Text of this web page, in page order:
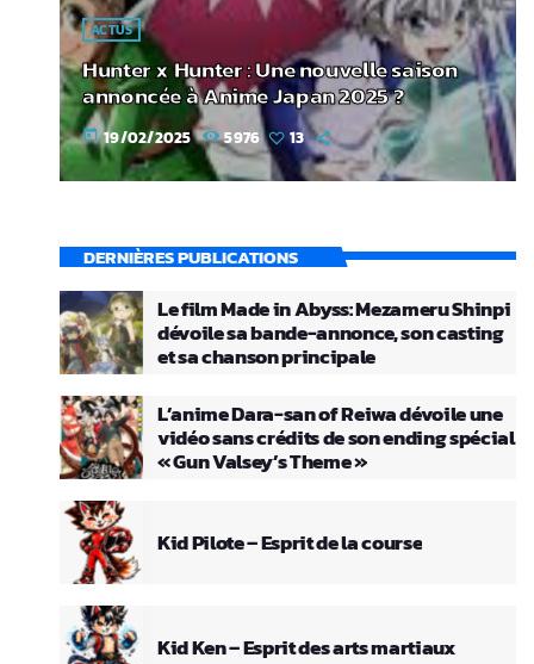
ACTUS
Hunter x Hunter : Une nouvelle saison
annoncée à Anime Japan 2025 ?
today 19/02/2025 5976 13
DERNIÈRES PUBLICATIONS
Le film Made in Abyss: Mezameru Shinpi
dévoile sa bande-annonce, son casting
et sa chanson principale
L’anime Dara-san of Reiwa dévoile une
vidéo sans crédits de son ending spécial
« Gun Valsey’s Theme »
Kid Pilote – Esprit de la course
Kid Ken – Esprit des arts martiaux